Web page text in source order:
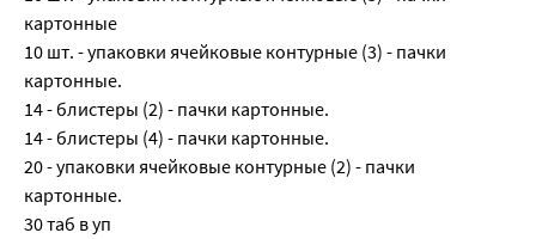
картонные
10 шт. - упаковки ячейковые контурные (3) - пачки
картонные.
14 - блистеры (2) - пачки картонные.
14 - блистеры (4) - пачки картонные.
20 - упаковки ячейковые контурные (2) - пачки
картонные.
30 таб в уп